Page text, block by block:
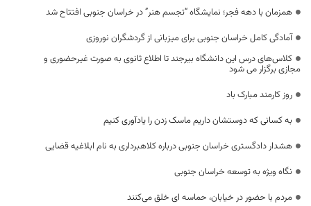
همزمان با دهه فجر؛ نمایشگاه “تجسم هنر” در خراسان جنوبی افتتاح شد
آمادگی کامل خراسان جنوبی برای میزبانی از گردشگران نوروزی
کلاس‌های درس این دانشگاه بیرجند تا اطلاع ثانوی به صورت غیرحضوری و
مجازی برگزار می شود
روز کارمند مبارک باد
به کسانی که دوستشان داریم ماسک زدن را یادآوری کنیم
هشدار دادگستری خراسان جنوبی درباره کلاهبرداری به نام ابلاغیه قضایی
نگاه ویژه به توسعه خراسان جنوبی
مردم با حضور در خیابان، حماسه ای خلق می‌کنند